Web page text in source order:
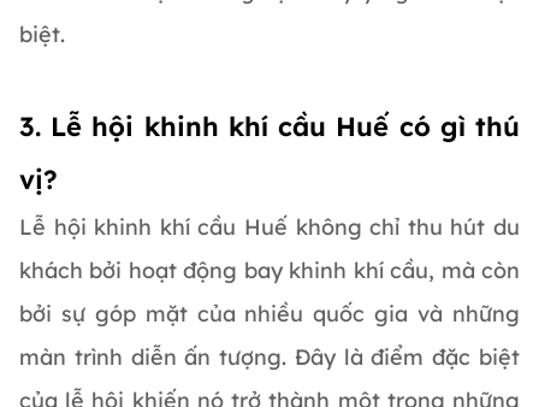
biệt.
3. Lễ hội khinh khí cầu Huế có gì thú
vị?
Lễ hội khinh khí cầu Huế không chỉ thu hút du
khách bởi hoạt động bay khinh khí cầu, mà còn
bởi sự góp mặt của nhiều quốc gia và những
màn trình diễn ấn tượng. Đây là điểm đặc biệt
của lễ hội khiến nó trở thành một trong những